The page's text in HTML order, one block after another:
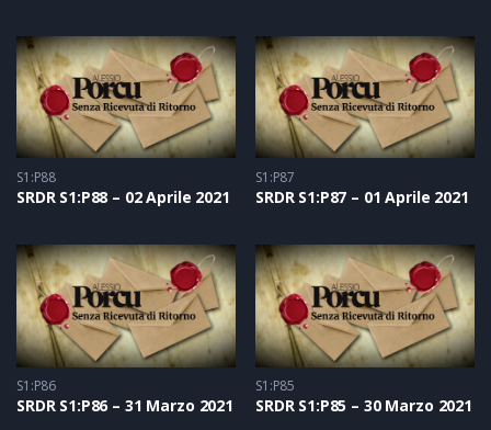
S1:P88
SRDR S1:P88 – 02 Aprile 2021
S1:P87
SRDR S1:P87 – 01 Aprile 2021
S1:P86
SRDR S1:P86 – 31 Marzo 2021
S1:P85
SRDR S1:P85 – 30 Marzo 2021